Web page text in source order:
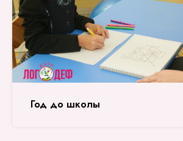
Год до школы